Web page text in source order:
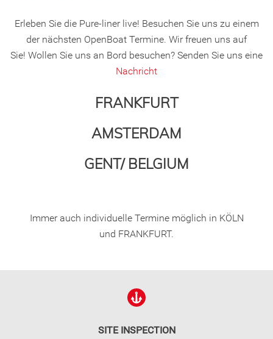
Erleben Sie die Pure-liner live! Besuchen Sie uns zu einem
der nächsten OpenBoat Termine. Wir freuen uns auf
Sie! Wollen Sie uns an Bord besuchen? Senden Sie uns eine
Nachricht
FRANKFURT
AMSTERDAM
GENT/ BELGIUM
Immer auch individuelle Termine möglich in KÖLN
und FRANKFURT.
SITE INSPECTION